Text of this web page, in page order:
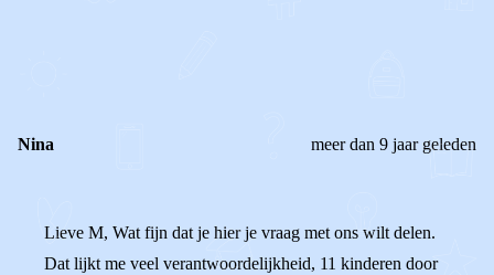
Nina meer dan 9 jaar geleden
Lieve M, Wat fijn dat je hier je vraag met ons wilt delen.
Dat lijkt me veel verantwoordelijkheid, 11 kinderen door